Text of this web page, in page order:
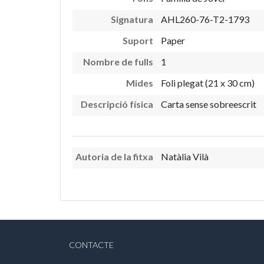
Signatura
AHL260-76-T2-1793
Suport
Paper
Nombre de fulls
1
Mides
Foli plegat (21 x 30 cm)
Descripció física
Carta sense sobreescrit
Autoria de la fitxa Natàlia Vilà
CONTACTE